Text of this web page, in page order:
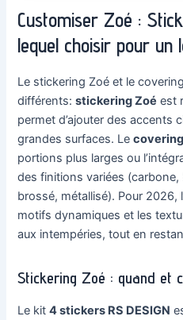
Customiser Zoé :
lequel choisir pour un
Le stickering Zoé et le
différents:stickering Zoé est
permet d’ajouter des accents
grandes surfaces. Le
portions plus larges ou
des finitions variées
brossé, métallisé). Pour
motifs dynamiques et les
aux intempéries, tout en
Stickering Zoé : quand et
Le kit4 stickers RS DESIGN